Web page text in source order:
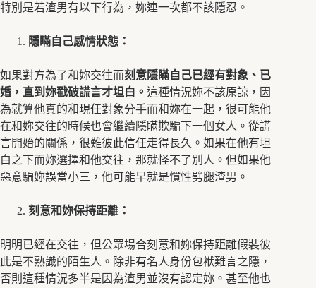
特別是若渣男有以下行為，妳連一次都不該隱忍。
隱瞞自己感情狀態：
如果對方為了和妳交往而刻意隱瞞自己已經有對象、已
婚，直到妳戳破謊言才坦白。 這種情況妳不該原諒，因
為就算他真的和現任對象分手而和妳在一起，很可能他
在和妳交往的時候也會繼續隱瞞欺騙下一個女人。從謊
言開始的關係，很難彼此信任走得長久。如果在他有坦
白之下而妳選擇和他交往，那就怪不了別人。但如果他
惡意騙妳誤當小三，他可能早就是慣性劈腿渣男。
刻意和妳保持距離：
明明已經在交往，但公眾場合刻意和妳保持距離假裝彼
此是不熟識的陌生人。除非有名人身份包袱難言之隱，
否則這種情況多半是因為渣男並沒有認定妳。甚至他也